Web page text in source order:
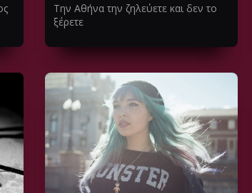
Την Αθήνα την ζηλεύετε και δεν το
ξέρετε